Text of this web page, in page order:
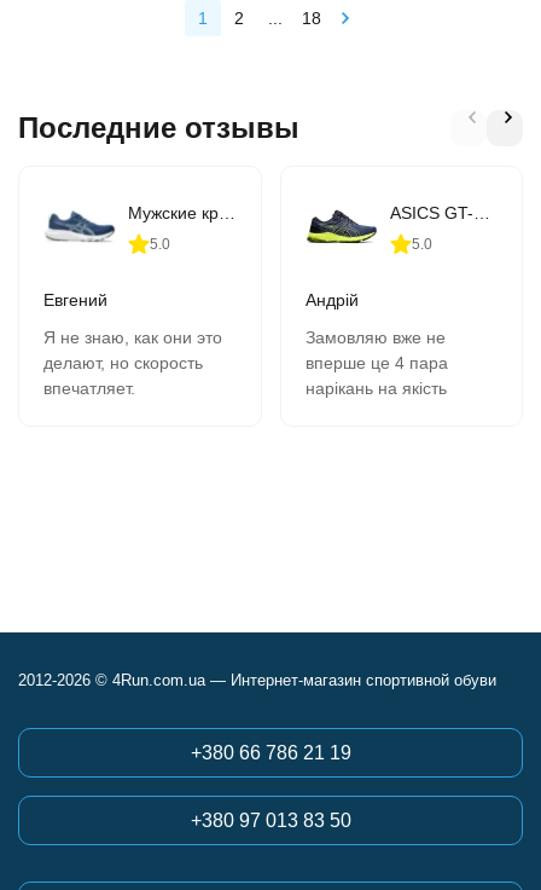
1 2 18
Последние отзывы
5.0
Евгений
Я не знаю, как они это
делают, но скорость
впечатляет.
5.0
Андрій
Замовляю вже не
вперше це 4 пара
нарікань на якість
2012-2026 © 4Run.com.ua — Интернет-магазин спортивной обуви
+380 66 786 21 19
+380 97 013 83 50